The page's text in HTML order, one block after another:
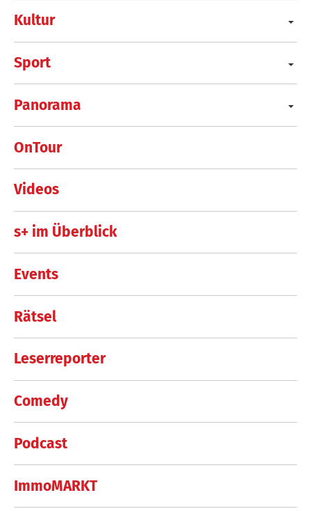
Kultur
Sport
Panorama
OnTour
Videos
s+ im Überblick
Events
Rätsel
Leserreporter
Comedy
Podcast
ImmoMARKT